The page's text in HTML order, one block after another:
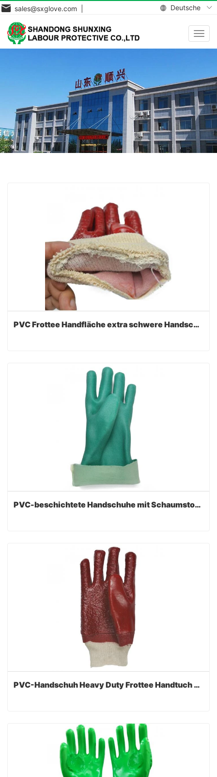
Deutsche
sales@sxglove.com |
PVC Frottee Handfläche extra schwere Handschuhe
PVC-beschichtete Handschuhe mit Schaumstoff-Finish
PVC-Handschuh Heavy Duty Frottee Handtuch Linning